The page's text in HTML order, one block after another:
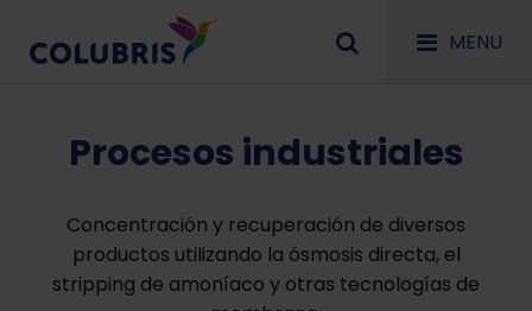
MENU
Procesos industriales
Concentración y recuperación de diversos
productos utilizando la ósmosis directa, el
stripping de amoníaco y otras tecnologías de